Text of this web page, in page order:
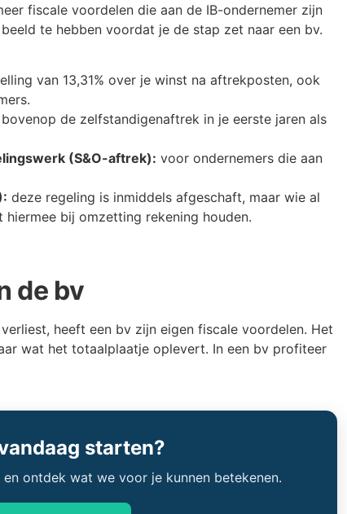
fiscale voordelen die aan de IB-ondernemer zijn
te hebben voordat je de stap zet naar een bv.
van 13,31% over je winst na aftrekposten, ook
de zelfstandigenaftrek in je eerste jaren als
(S&O-aftrek): voor ondernemers die aan
deze regeling is inmiddels afgeschaft, maar wie al
hiermee bij omzetting rekening houden.
de bv
heeft een bv zijn eigen fiscale voordelen. Het
wat het totaalplaatje oplevert. In een bv profiteer
starten?
ontdek wat we voor je kunnen betekenen.